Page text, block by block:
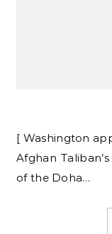
[ Washington
Afghan
of the Doha…